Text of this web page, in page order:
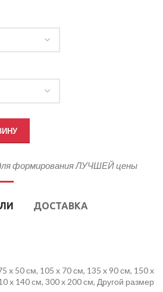
формирования ЛУЧШЕЙ цены
ДОСТАВКА
x 50 см, 105 x 70 см, 135 x 90 см, 150 x
x 140 см, 300 x 200 см, Другой размер